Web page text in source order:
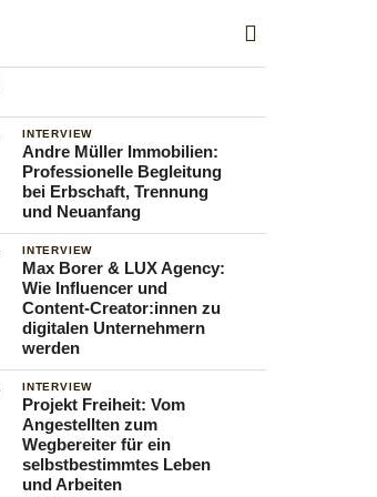
INTERVIEW
Andre Müller Immobilien:
Professionelle Begleitung
bei Erbschaft, Trennung
und Neuanfang
INTERVIEW
Max Borer & LUX Agency:
Wie Influencer und
Content-Creator:innen zu
digitalen Unternehmern
werden
INTERVIEW
Projekt Freiheit: Vom
Angestellten zum
Wegbereiter für ein
selbstbestimmtes Leben
und Arbeiten